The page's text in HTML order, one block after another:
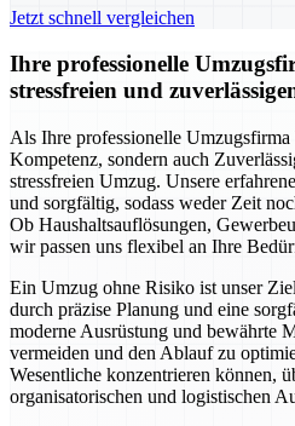
Jetzt schnell vergleichen
Ihre professionelle
stressfreien und
Als Ihre professionelle
Kompetenz, sondern auch
stressfreien Umzug. Unsere
und sorgfältig, sodass weder Zeit
Ob Haushaltsauflösungen,
wir passen uns flexibel an Ihre
Ein Umzug ohne Risiko ist unser
durch präzise Planung und eine
moderne Ausrüstung und bewährte
vermeiden und den Ablauf zu
Wesentliche konzentrieren können,
organisatorischen und logistischen